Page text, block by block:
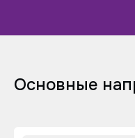
Основные